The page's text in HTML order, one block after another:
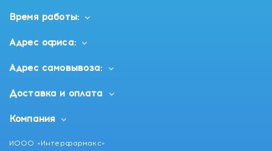
Время работы:
Адрес офиса:
Адрес самовывоза:
Доставка и оплата
Компания
ИООО «Интерфармакс»